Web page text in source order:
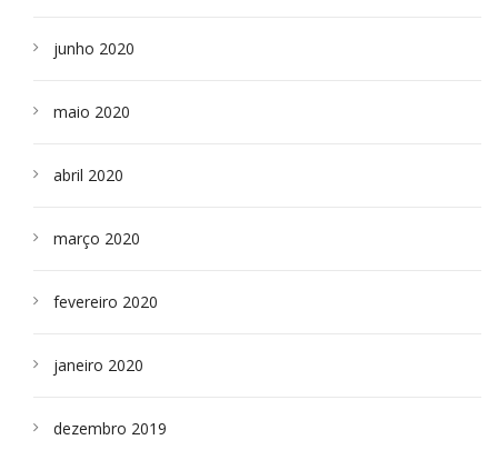
junho 2020
maio 2020
abril 2020
março 2020
fevereiro 2020
janeiro 2020
dezembro 2019